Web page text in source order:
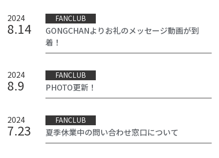
2024
8.14
FANCLUB
GONGCHANよりお礼のメッセージ動画が到
着！
2024
8.9
FANCLUB
PHOTO更新！
2024
7.23
FANCLUB
夏季休業中の問い合わせ窓口について